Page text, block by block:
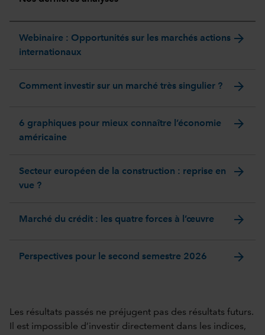
Webinaire : Opportunités sur les marchés actions
internationaux
arrow_forward
Comment investir sur un marché très singulier ? arrow_forward
6 graphiques pour mieux connaître l’économie
américaine
arrow_forward
Secteur européen de la construction : reprise en
vue ?
arrow_forward
Marché du crédit : les quatre forces à l’œuvre arrow_forward
Perspectives pour le second semestre 2026 arrow_forward
Les résultats passés ne préjugent pas des résultats futurs.
Il est impossible d’investir directement dans les indices,